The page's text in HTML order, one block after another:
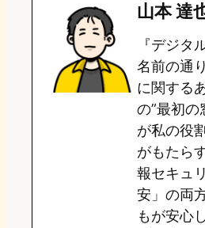
o
o
n
s
k
山本 達
『デジタ
名前の通
に関する
の”最初の
が私の役
がもたら
報セキュ
安」の両
もが安心